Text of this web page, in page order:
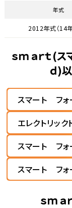
年式
2012年式（14
ｓｍａｒｔ(
ｄ)
スマート フォ
エレクトリック
スマート フォ
スマート フォ
ｓｍ